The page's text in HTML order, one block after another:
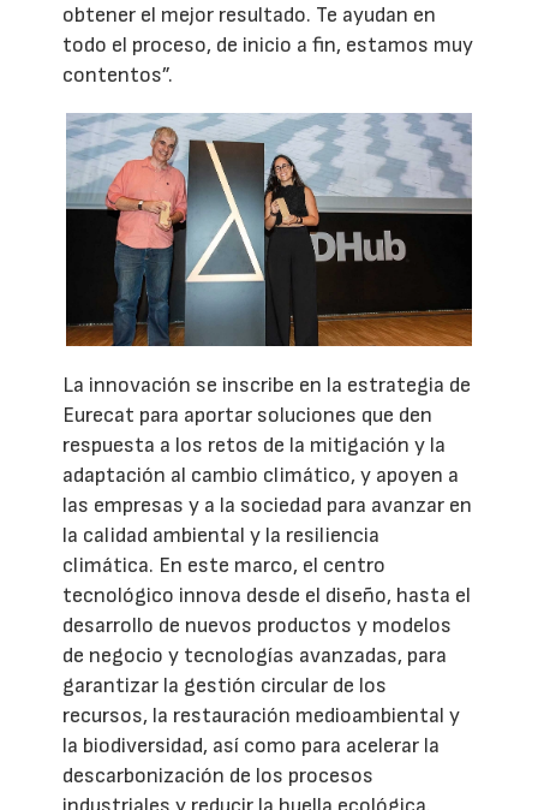
obtener el mejor resultado. Te ayudan en
todo el proceso, de inicio a fin, estamos muy
contentos”.
La innovación se inscribe en la estrategia de
Eurecat para aportar soluciones que den
respuesta a los retos de la mitigación y la
adaptación al cambio climático, y apoyen a
las empresas y a la sociedad para avanzar en
la calidad ambiental y la resiliencia
climática. En este marco, el centro
tecnológico innova desde el diseño, hasta el
desarrollo de nuevos productos y modelos
de negocio y tecnologías avanzadas, para
garantizar la gestión circular de los
recursos, la restauración medioambiental y
la biodiversidad, así como para acelerar la
descarbonización de los procesos